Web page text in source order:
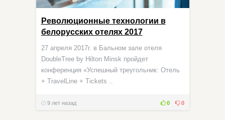
Революционные технологии в
белорусских отелях 2017
27 апреля 2017г. в Бальном зале отеля
DoubleTree by Hilton Minsk пройдет
конференция «Успешный треугольник: Отель
+ TravelLine + Tickets ..
9 лет назад 0 0